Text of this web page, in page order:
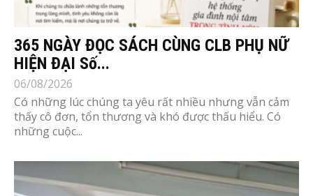
365 NGÀY ĐỌC SÁCH CÙNG CLB PHỤ NỮ
HIỆN ĐẠI Số...
06/08/2026
Có những lúc chúng ta yêu rất nhiều nhưng vẫn cảm
thấy cô đơn, tổn thương và khó được thấu hiểu. Có
những cuộc...